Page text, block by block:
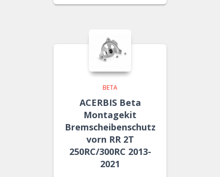
BETA
ACERBIS Beta
Montagekit
Bremscheibenschutz
vorn RR 2T
250RC/300RC 2013-
2021